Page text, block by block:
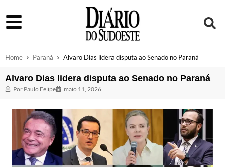
Home Paraná Alvaro Dias lidera disputa ao Senado no Paraná
Alvaro Dias lidera disputa ao Senado no Paraná
Por Paulo Felipe maio 11, 2026